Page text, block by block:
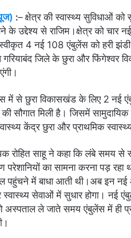
:– क्षेत्र की स्वास्थ्य सुविधाओं
के उद्देश्य से राजिम।क्षेत्र को चार
4 नई 108 एंबुलेंस को हरी
जिले के छुरा और फिंगेश्वर
में से ​छुरा विकासखंड के लिए 2 नई
सौगात मिली है। जिसमें
केंद्र छुरा और प्राथमिक
रोहित साहू ने कहा कि ​लंबे समय से
का सामना करना पड़
पहुंचने में बाधा आती थी।अब इन
स्वास्थ्य सेवाओं में सुधार होगा। ​नई
अस्पताल ले जाते समय एंबुलेंस में ही